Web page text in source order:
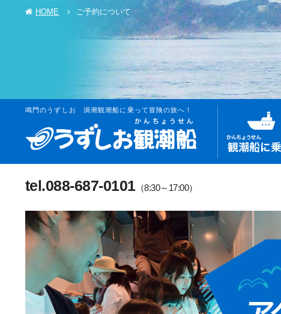
鳴門のうずしお 渦潮観潮船に乗って冒険の旅へ！
tel.088-687-0101（8:30～17:00）
HOME ご予約について